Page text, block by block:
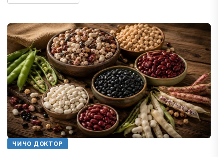
ЧИЧО ДОКТОР